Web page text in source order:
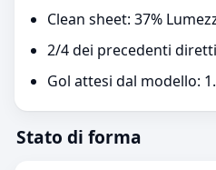
Clean sheet: 37%
2/4 dei precedenti
Gol attesi dal modello:
Stato di forma